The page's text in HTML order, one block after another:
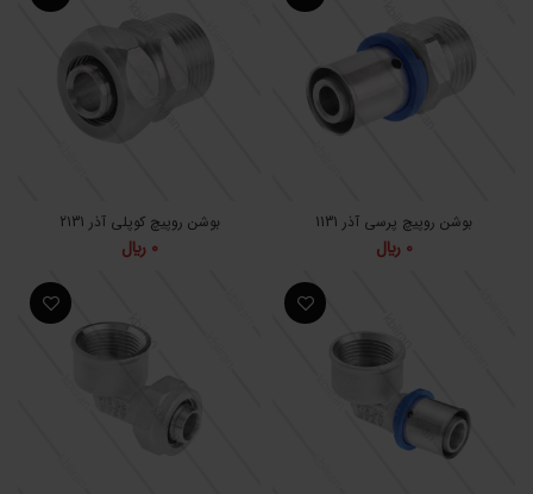
بوشن روپیچ پرسی آذر 1131
0 ﷼
بوشن روپیچ کوپلی آذر 2131
0 ﷼